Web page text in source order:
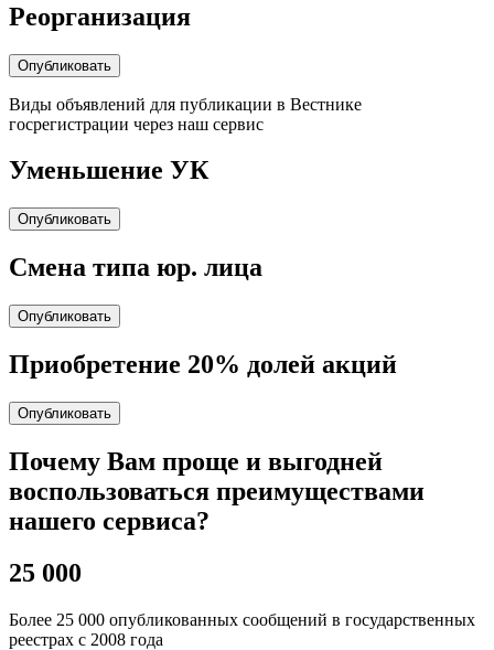
Реорганизация
Опубликовать
Виды объявлений для публикации в Вестнике
госрегистрации через наш сервис
Уменьшение УК
Опубликовать
Cмена типа юр. лица
Опубликовать
Приобретение 20% долей акций
Опубликовать
Почему Вам проще и выгодней
воспользоваться преимуществами
нашего сервиса?
25 000
Более 25 000 опубликованных сообщений в государственных
реестрах с 2008 года